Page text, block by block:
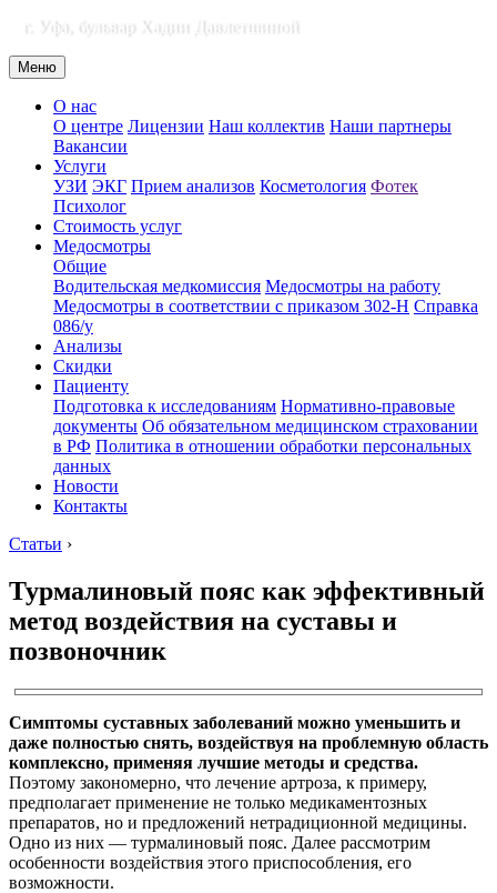
г. Уфа, бульвар Хадии Давлетшиной
Меню
О нас
О центре Лицензии Наш коллектив Наши партнеры
Вакансии
Услуги
УЗИ ЭКГ Прием анализов Косметология Фотек
Психолог
Стоимость услуг
Медосмотры
Общие
Водительская медкомиссия Медосмотры на работу
Медосмотры в соответствии с приказом 302-Н Справка
086/у
Анализы
Скидки
Пациенту
Подготовка к исследованиям Нормативно-правовые
документы Об обязательном медицинском страховании
в РФ Политика в отношении обработки персональных
данных
Новости
Контакты
Статьи ›
Турмалиновый пояс как эффективный
метод воздействия на суставы и
позвоночник
Симптомы суставных заболеваний можно уменьшить и
даже полностью снять, воздействуя на проблемную область
комплексно, применяя лучшие методы и средства.
Поэтому закономерно, что лечение артроза, к примеру,
предполагает применение не только медикаментозных
препаратов, но и предложений нетрадиционной медицины.
Одно из них — турмалиновый пояс. Далее рассмотрим
особенности воздействия этого приспособления, его
возможности.